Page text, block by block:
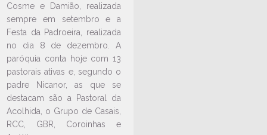
LEIA NO DIOCESE INFORMA
Novena e festa em honra à
Nossa Senhora Imaculada
Conceição
05/12/2022 Ouça a notícia
Cosme e Damião, realizada
sempre em setembro e a
Festa da Padroeira, realizada
no dia 8 de dezembro. A
paróquia conta hoje com 13
pastorais ativas e, segundo o
padre Nicanor, as que se
destacam são a Pastoral da
Acolhida, o Grupo de Casais,
RCC, GBR, Coroinhas e